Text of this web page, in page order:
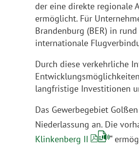
der eine direkte regionale
ermöglicht. Für
Brandenburg (BER) in
internationale
Durch diese verkehrliche
langfristige Investitionen
Das Gewerbegebiet
Niederlassung an. Die
Klinkenberg II
“